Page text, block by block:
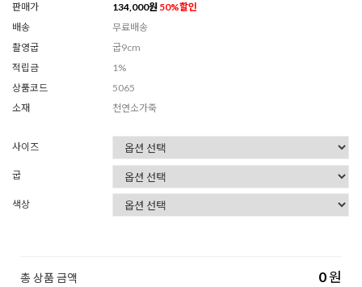
판매가
134,000원 50%할인
배송
무료배송
촬영굽
굽9cm
적립금
1%
상품코드
5065
소재
천연소가죽
사이즈
굽
색상
총 상품 금액 0원